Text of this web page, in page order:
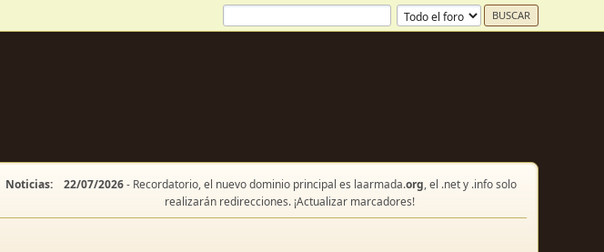
Noticias: 22/07/2026- Recordatorio, el nuevo dominio principal es laarmada.org, el .net y .info solo
realizarán redirecciones. ¡Actualizar marcadores!